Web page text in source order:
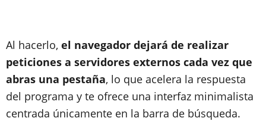
Al hacerlo, el navegador dejará de realizar
peticiones a servidores externos cada vez que
abras una pestaña, lo que acelera la respuesta
del programa y te ofrece una interfaz minimalista
centrada únicamente en la barra de búsqueda.